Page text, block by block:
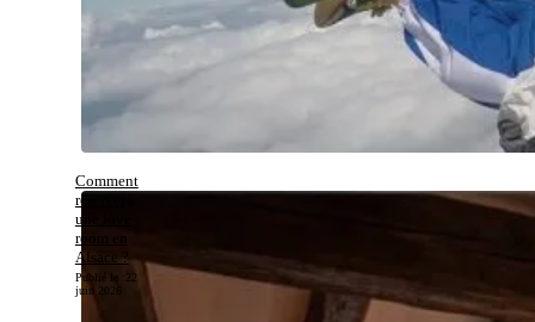
Comment
réserver
une love
room en
Alsace ?
Publié le :22
juin 2026